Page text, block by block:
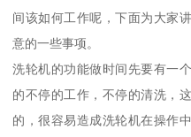
间该如何工作呢，下面为大家
意的一些事项。
洗轮机的功能做时间先要有一
的不停的工作，不停的清洗，
的，很容易造成洗轮机在操作